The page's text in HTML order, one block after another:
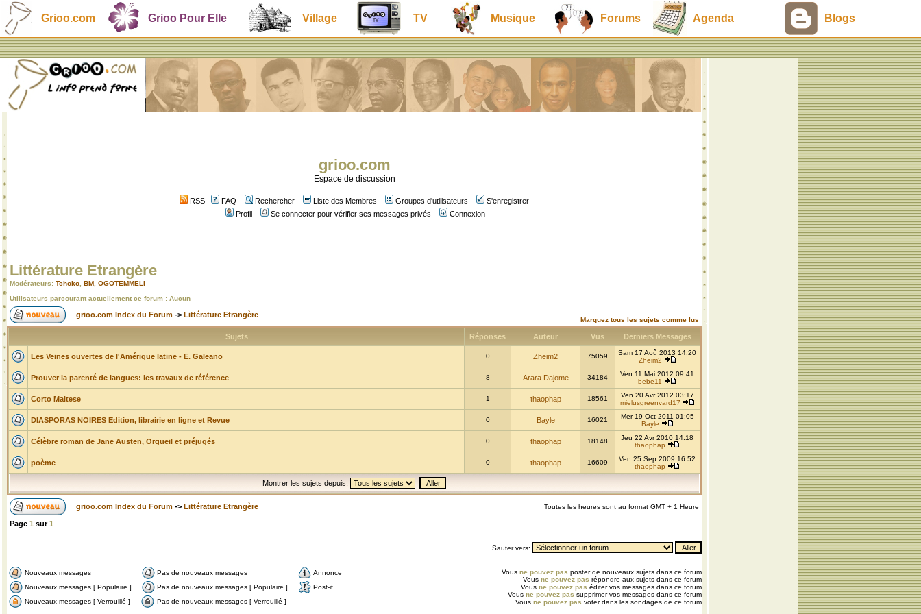
Grioo.com Grioo Pour Elle Village TV Musique Forums Agenda Blogs
grioo.com
Espace de discussion
RSS FAQ Rechercher Liste des Membres Groupes d'utilisateurs
S'enregistrer
Profil
Se connecter pour vérifier ses messages privés Connexion
Littérature Etrangère
Modérateurs: Tchoko BM OGOTEMMELI
Utilisateurs parcourant actuellement ce forum : Aucun
grioo.com Index du Forum -> Littérature Etrangère
Marquez tous les sujets comme lus
Sujets Réponses Auteur Vus Derniers Messages
Les Veines ouvertes de l'Amérique latine - E. Galeano 0 Zheim2 75059
Sam 17 Aoû 2013 14:20
Zheim2
Prouver la parenté de langues: les travaux de référence 8 Arara Dajome 34184
Ven 11 Mai 2012 09:41
bebe11
Corto Maltese 1 thaophap 18561
Ven 20 Avr 2012 03:17
mielusgreenvard17
DIASPORAS NOIRES Edition, librairie en ligne et Revue 0 Bayle 16021
Mer 19 Oct 2011 01:05
Bayle
Célèbre roman de Jane Austen, Orgueil et préjugés 0 thaophap 18148
Jeu 22 Avr 2010 14:18
thaophap
poème 0 thaophap 16609
Ven 25 Sep 2009 16:52
thaophap
Montrer les sujets depuis:
grioo.com Index du Forum -> Littérature Etrangère Toutes les heures sont au format GMT + 1 Heure
Page 1 sur1
Sauter vers:
Nouveaux messages Pas de nouveaux messages
Annonce
Nouveaux messages [ Populaire ]
Pas de nouveaux messages [ Populaire ]
Post-it
Nouveaux messages [ Verrouillé ]
Pas de nouveaux messages [ Verrouillé ]
Vous ne pouvez pas poster de nouveaux sujets dans ce forum
Vous ne pouvez pas répondre aux sujets dans ce forum
Vous ne pouvez pas éditer vos messages dans ce forum
Vous ne pouvez pas supprimer vos messages dans ce forum
Vous ne pouvez pas voter dans les sondages de ce forum